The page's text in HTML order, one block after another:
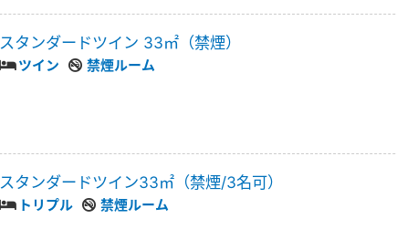
スタンダードツイン 33㎡（禁煙）
ツイン 禁煙ルーム
スタンダードツイン33㎡（禁煙/3名可）
トリプル 禁煙ルーム